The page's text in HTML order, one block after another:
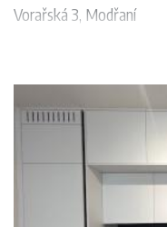
Vorařská 3, Modřaní
Domus reality nabízí k
s balkonem, garáží a v
Prahy 4
Byt je situován ve 5P v
Dispozičně členěn na
kuchyňským koutem
samostatní pokoji a
Výborná dostupnost do
Volné a připraveno k